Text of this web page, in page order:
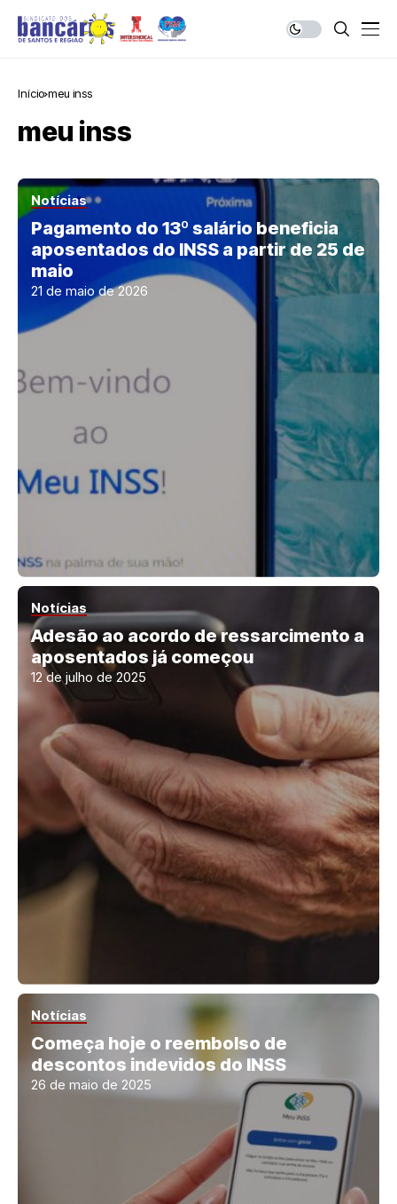
Início meu inss
meu inss
Notícias
Pagamento do 13º salário beneficia
aposentados do INSS a partir de 25 de
maio
21 de maio de 2026
Notícias
Adesão ao acordo de ressarcimento a
aposentados já começou
12 de julho de 2025
Notícias
Começa hoje o reembolso de
descontos indevidos do INSS
26 de maio de 2025